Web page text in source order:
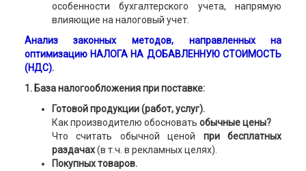
особенности бухгалтерского учета, напрямую
влияющие на налоговый учет.
Анализ законных методов, направленных на
оптимизацию НАЛОГА НА ДОБАВЛЕННУЮ СТОИМОСТЬ
(НДС).
1. База налогообложения при поставке:
Готовой продукции (работ, услуг).
Как производителю обосновать обычные цены?
Что считать обычной ценой при бесплатных
раздачах(в т.ч. в рекламных целях).
Покупных товаров.